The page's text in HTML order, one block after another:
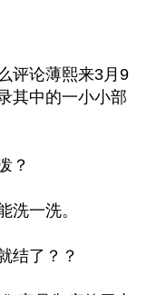
评论薄熙来3月9
其中的一小小部
？
洗一洗。
结了？？